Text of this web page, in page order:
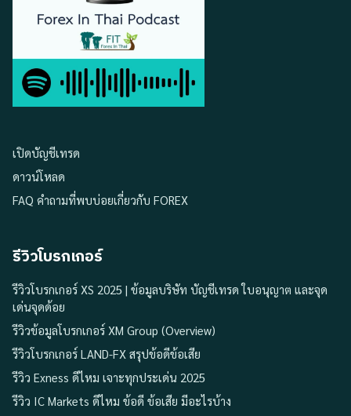
เปิดบัญชีเทรด
ดาวน์โหลด
FAQ คำถามที่พบบ่อยเกี่ยวกับ FOREX
รีวิวโบรกเกอร์
รีวิวโบรกเกอร์ XS 2025 | ข้อมูลบริษัท บัญชีเทรด ใบอนุญาต และจุด
เด่นจุดด้อย
รีวิวข้อมูลโบรกเกอร์ XM Group (Overview)
รีวิวโบรกเกอร์ LAND-FX สรุปข้อดีข้อเสีย
รีวิว Exness ดีไหม เจาะทุกประเด่น 2025
รีวิว IC Markets ดีไหม ข้อดี ข้อเสีย มีอะไรบ้าง